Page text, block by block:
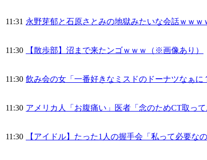
11:31 永野芽郁と石原さとみの地獄みたいな会話ｗｗｗ
11:30 【散歩部】沼まで来たンゴｗｗｗ（※画像あり）
11:30 飲み会の女「一番好きなミスドのドーナツなぁ
11:30 アメリカ人「お腹痛い」医者「念のためCT取っ
11:30 【アイドル】たった1人の握手会「私って必要